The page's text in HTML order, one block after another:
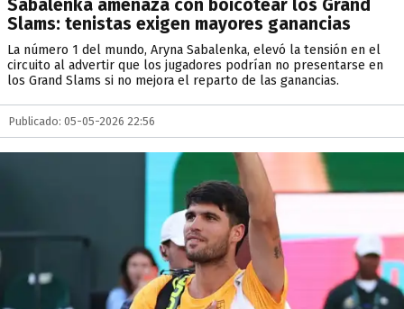
Sabalenka amenaza con boicotear los Grand
Slams: tenistas exigen mayores ganancias
La número 1 del mundo, Aryna Sabalenka, elevó la tensión en el
circuito al advertir que los jugadores podrían no presentarse en
los Grand Slams si no mejora el reparto de las ganancias.
Publicado: 05-05-2026 22:56